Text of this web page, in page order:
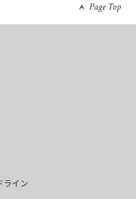
Page Top
ライン